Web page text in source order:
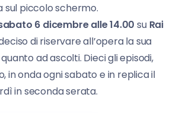
sul piccolo schermo.
6 dicembre alle 14.00 su Rai
di riservare all’opera la sua
ad ascolti. Dieci gli episodi,
in onda ogni sabato e in replica il
in seconda serata.